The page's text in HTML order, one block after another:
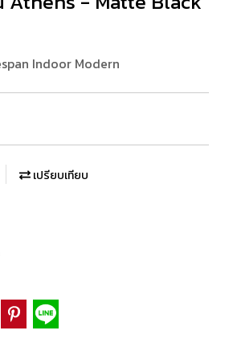
Indoor Modern
เปรียบเทียบ